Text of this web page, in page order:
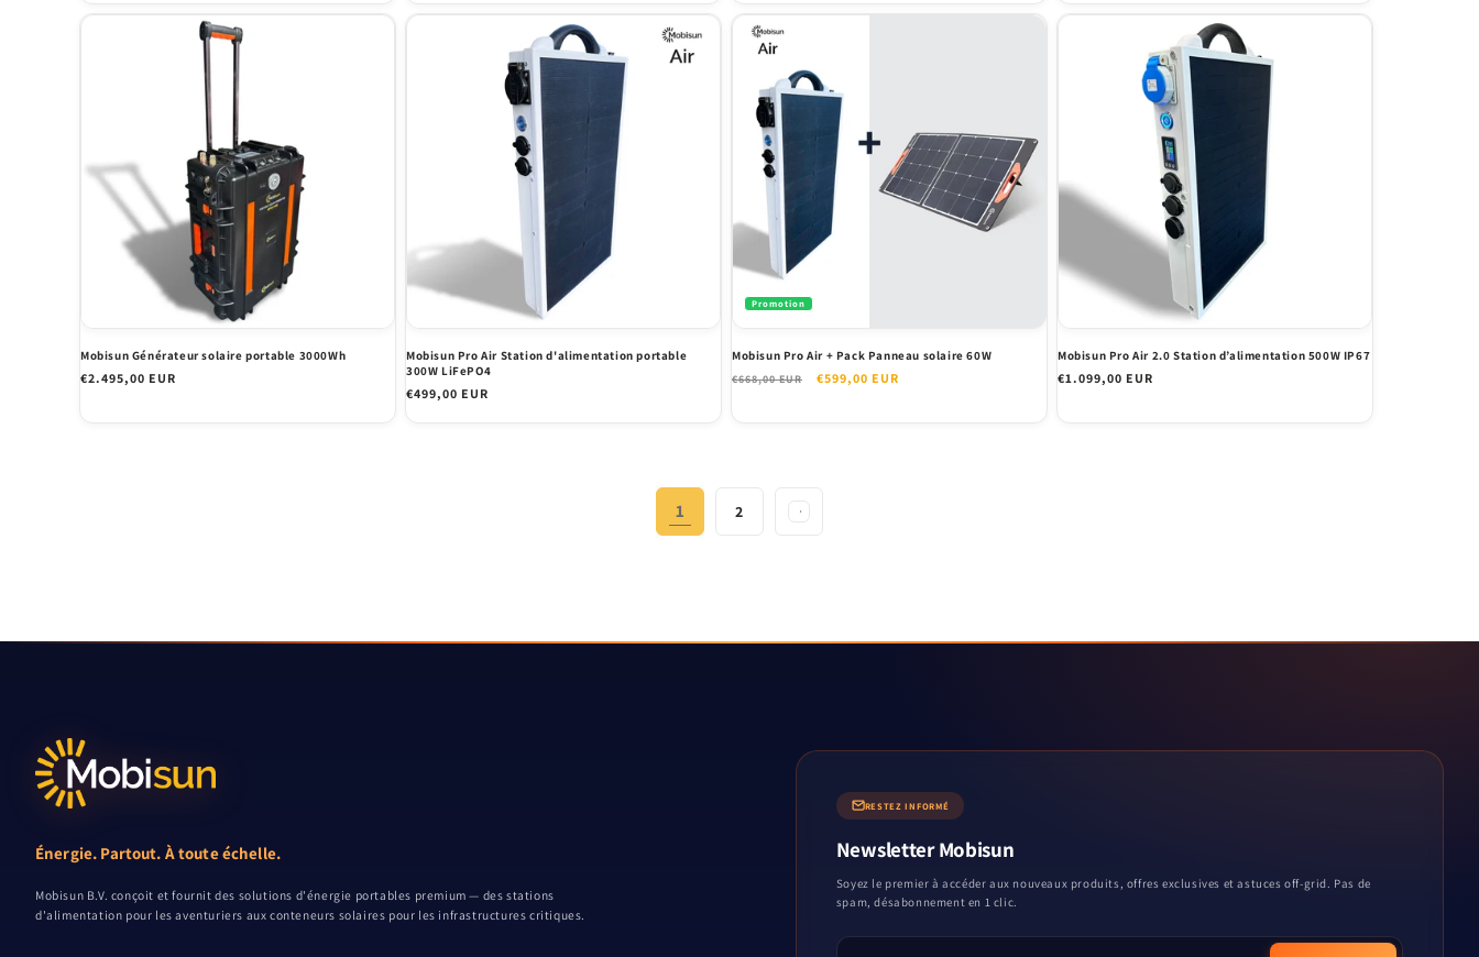
Mobisun Générateur solaire portable 3000Wh
Prix
€2.495,00 EUR
Mobisun Pro Air Station d'alimentation portable
300W LiFePO4
Prix
€499,00 EUR
Promotion
Mobisun Pro Air + Pack Panneau solaire 60W
Prix
€668,00 EUR
Prix
€599,00 EUR
Mobisun Pro Air 2.0 Station d’alimentation 500W IP67
Prix
€1.099,00 EUR
1 2
Énergie. Partout. À toute échelle.
Mobisun B.V. conçoit et fournit des solutions d'énergie portables premium — des stations
d'alimentation pour les aventuriers aux conteneurs solaires pour les infrastructures critiques.
RESTEZ INFORMÉ
Newsletter Mobisun
Soyez le premier à accéder aux nouveaux produits, offres exclusives et astuces off-grid. Pas de
spam, désabonnement en 1 clic.